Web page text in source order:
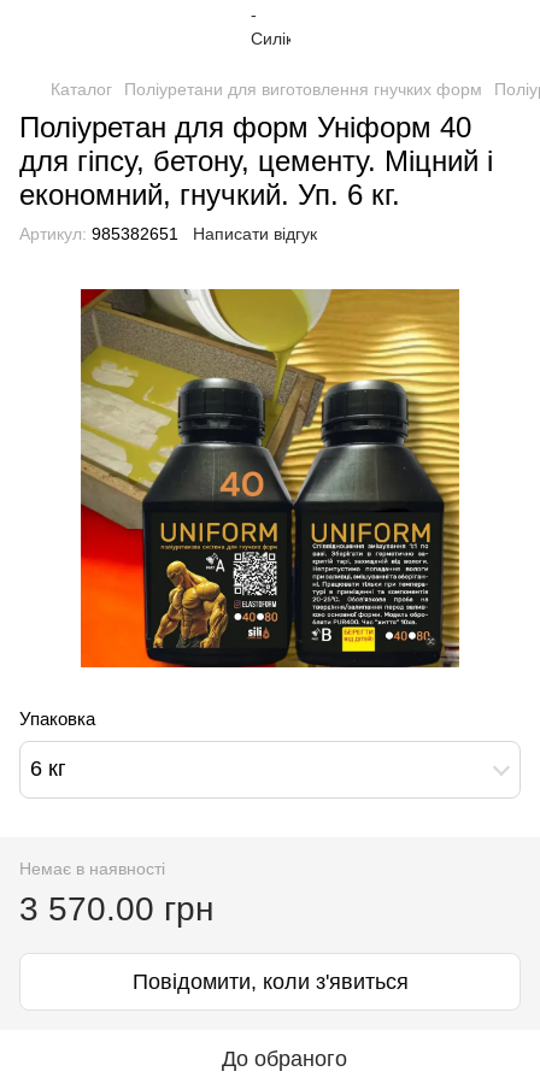
Каталог Поліуретани для виготовлення гнучких форм
Поліуретан для форм Уніформ 40
для гіпсу, бетону, цементу. Міцний і
економний, гнучкий. Уп. 6 кг.
Артикул: 985382651 Написати відгук
Упаковка
6 кг
Немає в наявності
3 570.00 грн
Повідомити, коли з'явиться
До обраного